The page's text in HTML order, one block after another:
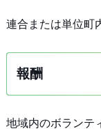
連合または単位町
報酬
地域内のボランテ